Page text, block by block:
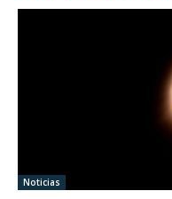
Noticias